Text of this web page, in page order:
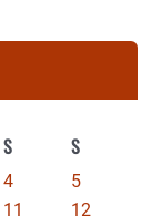
S S
4
5
11
12